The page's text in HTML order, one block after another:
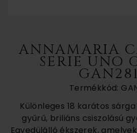
ANNAMARIA
SERIE UNO
Termékkód:
Különleges 18 karátos
gyűrű, briliáns csiszolású
Egyedülálló ékszerek,